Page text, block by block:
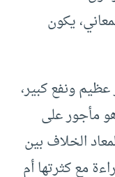
يكون
عظيم ونفع كبير،
مأجور على
الخلاف بين
مع كثرتها أم